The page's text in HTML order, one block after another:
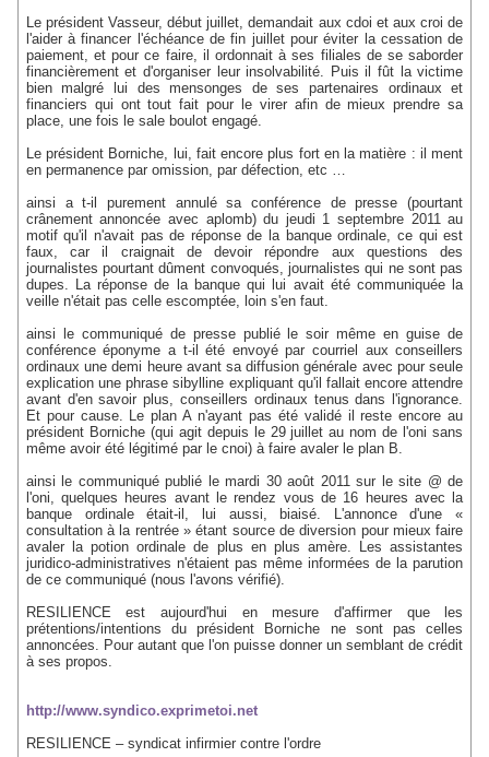
Le président Vasseur, début juillet, demandait aux cdoi et aux croi de
l'aider à financer l'échéance de fin juillet pour éviter la cessation de
paiement, et pour ce faire, il ordonnait à ses filiales de se saborder
financièrement et d'organiser leur insolvabilité. Puis il fût la victime
bien malgré lui des mensonges de ses partenaires ordinaux et
financiers qui ont tout fait pour le virer afin de mieux prendre sa
place, une fois le sale boulot engagé.
Le président Borniche, lui, fait encore plus fort en la matière : il ment
en permanence par omission, par défection, etc …
ainsi a t-il purement annulé sa conférence de presse (pourtant
crânement annoncée avec aplomb) du jeudi 1 septembre 2011 au
motif qu'il n'avait pas de réponse de la banque ordinale, ce qui est
faux, car il craignait de devoir répondre aux questions des
journalistes pourtant dûment convoqués, journalistes qui ne sont pas
dupes. La réponse de la banque qui lui avait été communiquée la
veille n'était pas celle escomptée, loin s'en faut.
ainsi le communiqué de presse publié le soir même en guise de
conférence éponyme a t-il été envoyé par courriel aux conseillers
ordinaux une demi heure avant sa diffusion générale avec pour seule
explication une phrase sibylline expliquant qu'il fallait encore attendre
avant d'en savoir plus, conseillers ordinaux tenus dans l'ignorance.
Et pour cause. Le plan A n'ayant pas été validé il reste encore au
président Borniche (qui agit depuis le 29 juillet au nom de l'oni sans
même avoir été légitimé par le cnoi) à faire avaler le plan B.
ainsi le communiqué publié le mardi 30 août 2011 sur le site @ de
l'oni, quelques heures avant le rendez vous de 16 heures avec la
banque ordinale était-il, lui aussi, biaisé. L'annonce d'une «
consultation à la rentrée » étant source de diversion pour mieux faire
avaler la potion ordinale de plus en plus amère. Les assistantes
juridico-administratives n'étaient pas même informées de la parution
de ce communiqué (nous l'avons vérifié).
RESILIENCE est aujourd'hui en mesure d'affirmer que les
prétentions/intentions du président Borniche ne sont pas celles
annoncées. Pour autant que l'on puisse donner un semblant de crédit
à ses propos.
http://www.syndico.exprimetoi.net
RESILIENCE – syndicat infirmier contre l'ordre